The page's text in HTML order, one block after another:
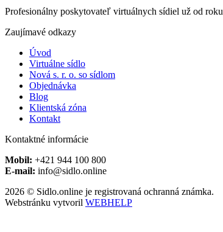
Profesionálny poskytovateľ virtuálnych sídiel už od
Zaujímavé odkazy
Úvod
Virtuálne sídlo
Nová s. r. o. so sídlom
Objednávka
Blog
Klientská zóna
Kontakt
Kontaktné informácie
Mobil: +421 944 100 800
E-mail: info@sidlo.online
2026 © Sidlo.online je registrovaná ochranná známka.
Webstránku vytvoril WEBHELP